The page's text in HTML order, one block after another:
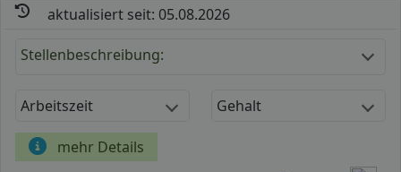
aktualisiert seit: 05.08.2026
Stellenbeschreibung:
Arbeitszeit Gehalt
mehr Details